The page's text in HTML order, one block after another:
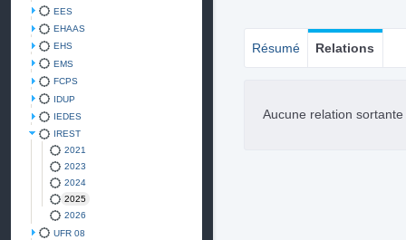
EES
EHAAS
EHS
EMS
FCPS
IDUP
IEDES
IREST
2021
2023
2024
2025
2026
UFR 08
Résumé Relations
Aucune relation